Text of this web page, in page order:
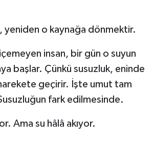
yeniden o kaynağa dönmektir.
insan, bir gün o suyun
başlar. Çünkü susuzluk, eninde
geçirir. İşte umut tam
fark edilmesinde.
Ama su hâlâ akıyor.